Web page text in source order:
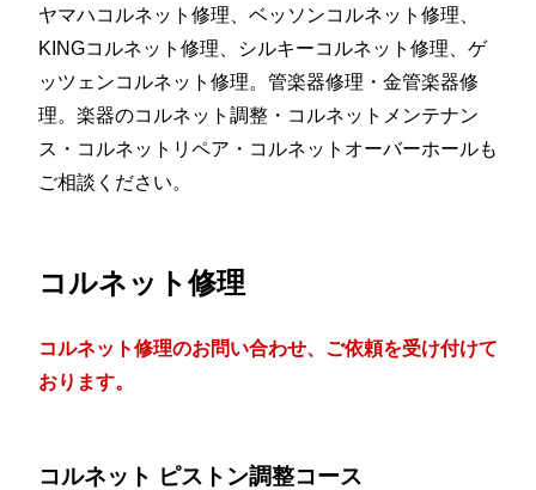
ヤマハコルネット修理、ベッソンコルネット修理、
KINGコルネット修理、シルキーコルネット修理、ゲ
ッツェンコルネット修理。管楽器修理・金管楽器修
理。楽器のコルネット調整・コルネットメンテナン
ス・コルネットリペア・コルネットオーバーホールも
ご相談ください。
コルネット修理
コルネット修理のお問い合わせ、ご依頼を受け付けて
おります。
コルネット ピストン調整コース